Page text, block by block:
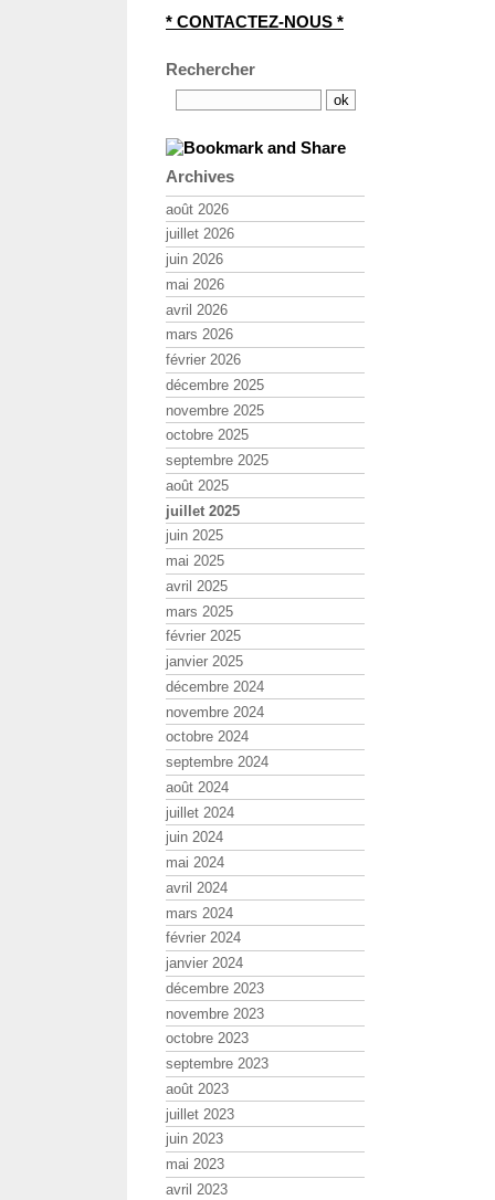
* CONTACTEZ-NOUS *
Rechercher
Archives
août 2026
juillet 2026
juin 2026
mai 2026
avril 2026
mars 2026
février 2026
décembre 2025
novembre 2025
octobre 2025
septembre 2025
août 2025
juillet 2025
juin 2025
mai 2025
avril 2025
mars 2025
février 2025
janvier 2025
décembre 2024
novembre 2024
octobre 2024
septembre 2024
août 2024
juillet 2024
juin 2024
mai 2024
avril 2024
mars 2024
février 2024
janvier 2024
décembre 2023
novembre 2023
octobre 2023
septembre 2023
août 2023
juillet 2023
juin 2023
mai 2023
avril 2023